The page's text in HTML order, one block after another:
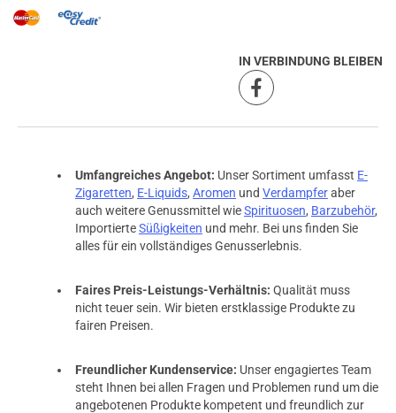
IN VERBINDUNG BLEIBEN
Umfangreiches Angebot: Unser Sortiment umfasst E-
Zigaretten, E-Liquids, Aromen und Verdampferaber
auch weitere Genussmittel wieSpirituosen, Barzubehör,
ImportierteSüßigkeiten und mehr. Bei uns finden Sie
alles für ein vollständiges Genusserlebnis.
Faires Preis-Leistungs-Verhältnis: Qualität muss
nicht teuer sein. Wir bieten erstklassige Produkte zu
fairen Preisen.
Freundlicher Kundenservice: Unser engagiertes Team
steht Ihnen bei allen Fragen und Problemen rund um die
angebotenen Produkte kompetent und freundlich zur